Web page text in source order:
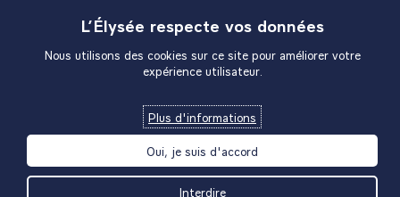
BoutiqueL’Élysée respecte vos données
Nous utilisons des cookies sur ce site pour améliorer votre
expérience utilisateur.
Plus d'informations
Oui, je suis d'accord
Interdire